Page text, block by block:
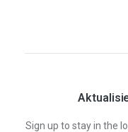
Sign up to stay in the